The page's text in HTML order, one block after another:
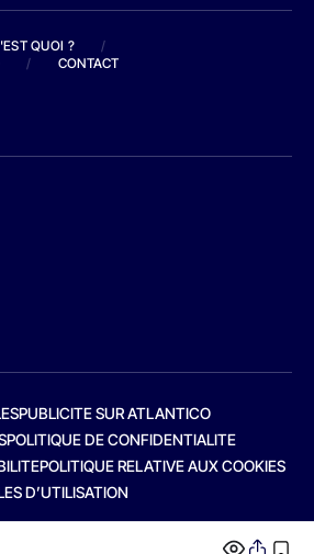
QUOI ?
/
/ CONTACT
PUBLICITE SUR ATLANTICO
POLITIQUE DE CONFIDENTIALITE
POLITIQUE RELATIVE AUX COOKIES
D’UTILISATION